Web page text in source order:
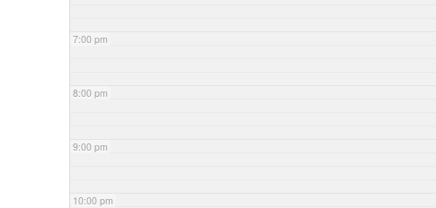
7:00 pm
8:00 pm
9:00 pm
10:00 pm